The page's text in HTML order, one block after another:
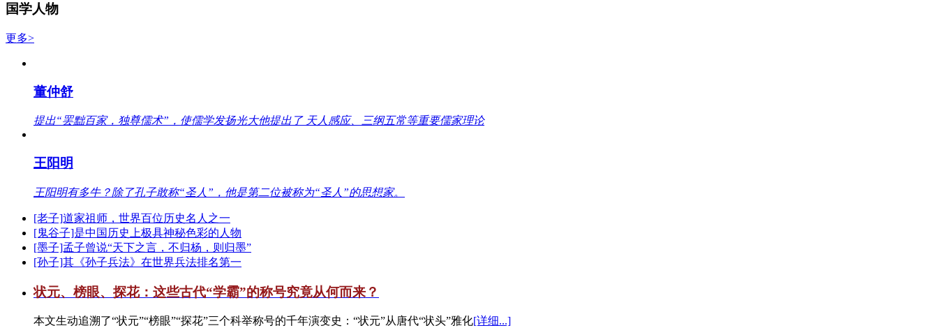
国学人物
更多>
董仲舒
提出“罢黜百家，独尊儒术”，使儒学发扬光大他提出了 天人感应、三纲五常等重要儒家理论
王阳明
王阳明有多牛？除了孔子敢称“圣人”，他是第二位被称为“圣人”的思想家。
[老子]道家祖师，世界百位历史名人之一
[鬼谷子]是中国历史上极具神秘色彩的人物
[墨子]孟子曾说“天下之言，不归杨，则归墨”
[孙子]其《孙子兵法》在世界兵法排名第一
状元、榜眼、探花：这些古代“学霸”的称号究竟从何而来？
本文生动追溯了“状元”“榜眼”“探花”三个科举称号的千年演变史：“状元”从唐代“状头”雅化[详细...]